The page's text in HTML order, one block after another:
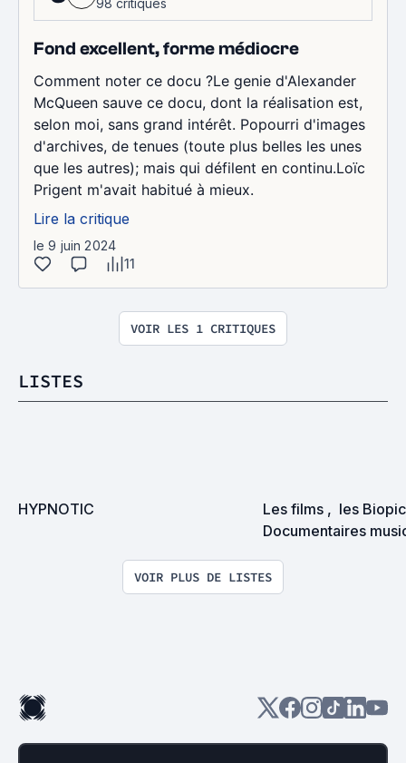
Fond excellent, forme médiocre
Comment noter ce docu ?Le genie d'Alexander
McQueen sauve ce docu, dont la réalisation est,
selon moi, sans grand intérêt. Popourri d'images
d'archives, de tenues (toute plus belles les unes
que les autres); mais qui défilent en continu.Loïc
Prigent m'avait habitué à mieux.
Lire la critique
le 9 juin 2024
11
VOIR LES 1 CRITIQUES
LISTES
HYPNOTIC
Les films ,  les
Documentaires
théâtre que j'adore
VOIR PLUS DE LISTES